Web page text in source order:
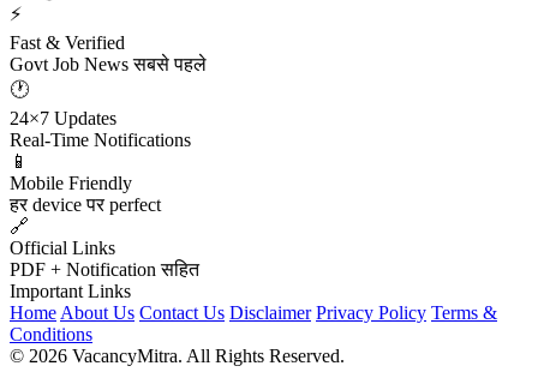
⚡
Fast & Verified
Govt Job News सबसे पहले
🕐
24×7 Updates
Real-Time Notifications
📱
Mobile Friendly
हर device पर perfect
🔗
Official Links
PDF + Notification सहित
Important Links
Home About Us Contact Us Disclaimer Privacy Policy Terms &
Conditions
© 2026 VacancyMitra. All Rights Reserved.